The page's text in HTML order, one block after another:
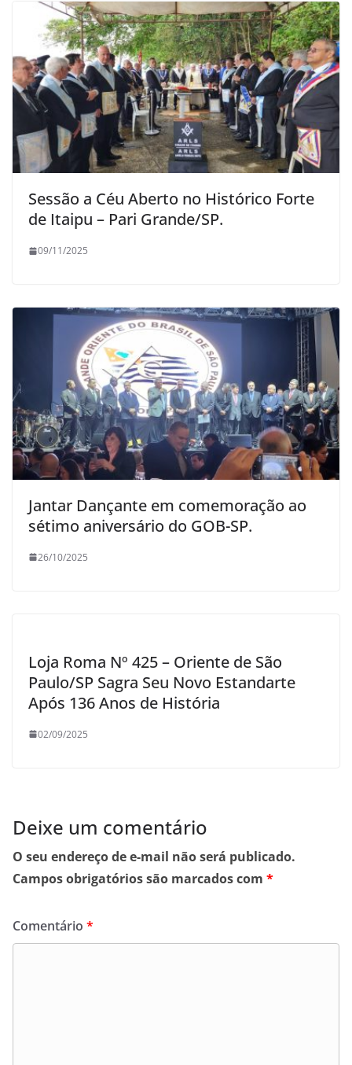
Sessão a Céu Aberto no Histórico Forte
de Itaipu – Pari Grande/SP.
09/11/2025
Jantar Dançante em comemoração ao
sétimo aniversário do GOB-SP.
26/10/2025
Loja Roma Nº 425 – Oriente de São
Paulo/SP Sagra Seu Novo Estandarte
Após 136 Anos de História
02/09/2025
Deixe um comentário
O seu endereço de e-mail não será publicado.
Campos obrigatórios são marcados com *
Comentário *